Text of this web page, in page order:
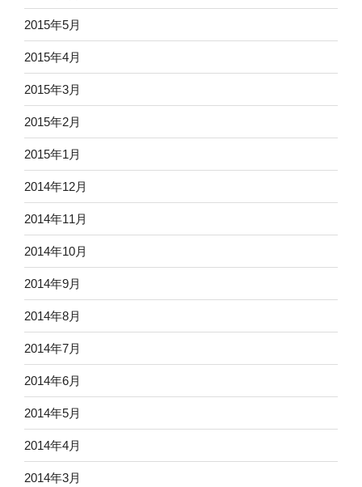
2015年5月
2015年4月
2015年3月
2015年2月
2015年1月
2014年12月
2014年11月
2014年10月
2014年9月
2014年8月
2014年7月
2014年6月
2014年5月
2014年4月
2014年3月